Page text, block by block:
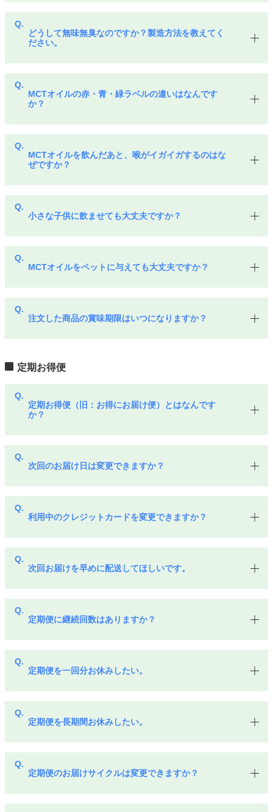
どうして無味無臭なのですか？製造方法を教えてく
ださい。
MCTオイルの赤・青・緑ラベルの​違いはなんです
か？
MCTオイルを飲んだあと、喉がイガイガするのはな
ぜですか？
小さな子供に飲ませても大丈夫ですか？
MCTオイルをペットに与えても大丈夫ですか？
注文した商品の賞味期限はいつになりますか？
定期お得便
定期お得便（旧：お得にお届け便）とはなんです
か？
次回のお届け日は変更できますか？
利用中のクレジットカードを変更できますか？
次回お届けを早めに配送してほしいです。
定期便に継続回数はありますか？
定期便を一回分お休みしたい。
定期便を長期間お休みしたい。
定期便のお届けサイクルは変更できますか？